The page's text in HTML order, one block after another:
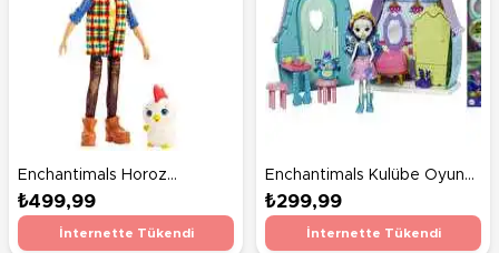
Enchantimals Horoz
Redward Bebek ve Cluck
GJX39
₺499,99
İnternette Tükendi
Enchantimals Kulübe Oyun
Setleri Patter Peacock
GYN61
₺299,99
İnternette Tükendi